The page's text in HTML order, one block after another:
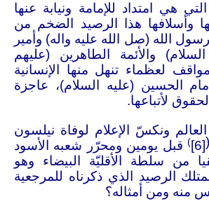
هي امتداد للإمامة ونيابة عنها
وأسلافها هذا الرصيد الضخم من
الله (صل الله عليه واله) وأمير
والأئمة الطاهرين (عليهم
لعظماء تنهل منها الإنسانية
الحسين (عليه السلام)، عاجزة
لأتباعها.
ونكسّ الإعلام لوفاة نيلسون
(
[6]
) قبل يومين ومحرّر شعبه الأسود
من سلطة الأقليّة البيضاء وهو
الرصيد الذي ذكرناه للمرجعية
منه ومن أمثاله؟